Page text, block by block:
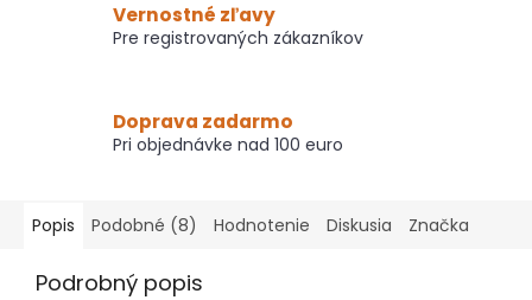
Vernostné zľavy
Pre registrovaných zákazníkov
Doprava zadarmo
Pri objednávke nad 100 euro
Popis Podobné (8) Hodnotenie Diskusia Značka
Podrobný popis